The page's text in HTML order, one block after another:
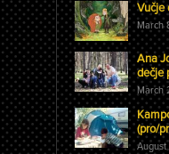
Vučje
March
Ana
dečje
March
(pro/
August